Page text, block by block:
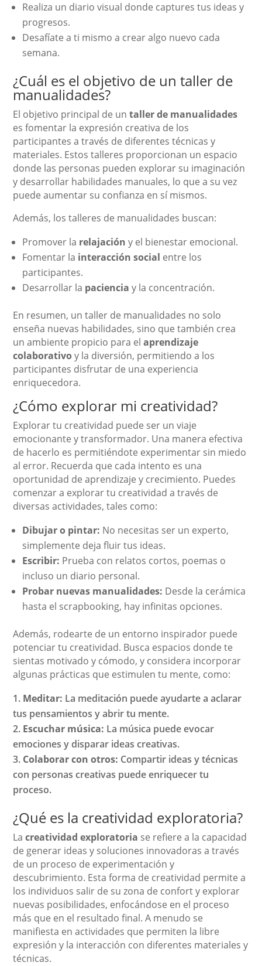
Realiza un diario visual donde captures tus ideas y
progresos.
Desafíate a ti mismo a crear algo nuevo cada
semana.
¿Cuál es el objetivo de un taller de
manualidades?
El objetivo principal de untaller de manualidades
es fomentar la expresión creativa de los
participantes a través de diferentes técnicas y
materiales. Estos talleres proporcionan un espacio
donde las personas pueden explorar su imaginación
y desarrollar habilidades manuales, lo que a su vez
puede aumentar su confianza en sí mismos.
Además, los talleres de manualidades buscan:
Promover la relajación y el bienestar emocional.
Fomentar la interacción social entre los
participantes.
Desarrollar la paciencia y la concentración.
En resumen, un taller de manualidades no solo
enseña nuevas habilidades, sino que también crea
un ambiente propicio para elaprendizaje
colaborativoy la diversión, permitiendo a los
participantes disfrutar de una experiencia
enriquecedora.
¿Cómo explorar mi creatividad?
Explorar tu creatividad puede ser un viaje
emocionante y transformador. Una manera efectiva
de hacerlo es permitiéndote experimentar sin miedo
al error. Recuerda que cada intento es una
oportunidad de aprendizaje y crecimiento. Puedes
comenzar a explorar tu creatividad a través de
diversas actividades, tales como:
Dibujar o pintar: No necesitas ser un experto,
simplemente deja fluir tus ideas.
Escribir: Prueba con relatos cortos, poemas o
incluso un diario personal.
Probar nuevas manualidades: Desde la cerámica
hasta el scrapbooking, hay infinitas opciones.
Además, rodearte de un entorno inspirador puede
potenciar tu creatividad. Busca espacios donde te
sientas motivado y cómodo, y considera incorporar
algunas prácticas que estimulen tu mente, como:
Meditar: La meditación puede ayudarte a aclarar
tus pensamientos y abrir tu mente.
Escuchar música: La música puede evocar
emociones y disparar ideas creativas.
Colaborar con otros: Compartir ideas y técnicas
con personas creativas puede enriquecer tu
proceso.
¿Qué es la creatividad exploratoria?
Lacreatividad exploratoria se refiere a la capacidad
de generar ideas y soluciones innovadoras a través
de un proceso de experimentación y
descubrimiento. Esta forma de creatividad permite a
los individuos salir de su zona de confort y explorar
nuevas posibilidades, enfocándose en el proceso
más que en el resultado final. A menudo se
manifiesta en actividades que permiten la libre
expresión y la interacción con diferentes materiales y
técnicas.